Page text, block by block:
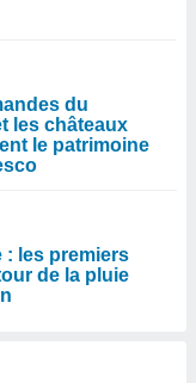
du
les châteaux
le patrimoine
: les premiers
de la pluie